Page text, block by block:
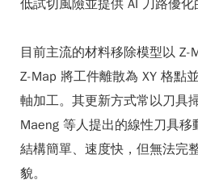
低試切風險並提供 AI 刀路優化
目前主流的材料移除模型以 Z-
Z-Map 將工件離散為 XY 格點
軸加工。其更新方式常以刀具
Maeng 等人提出的線性刀具
結構簡單、速度快，但無法完
貌。